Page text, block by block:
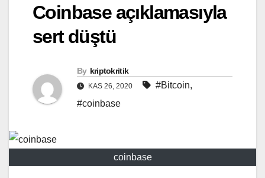
Coinbase açıklamasıyla
sert düştü
By kriptokritik
KAS 26, 2020 #Bitcoin,
#coinbase
coinbase